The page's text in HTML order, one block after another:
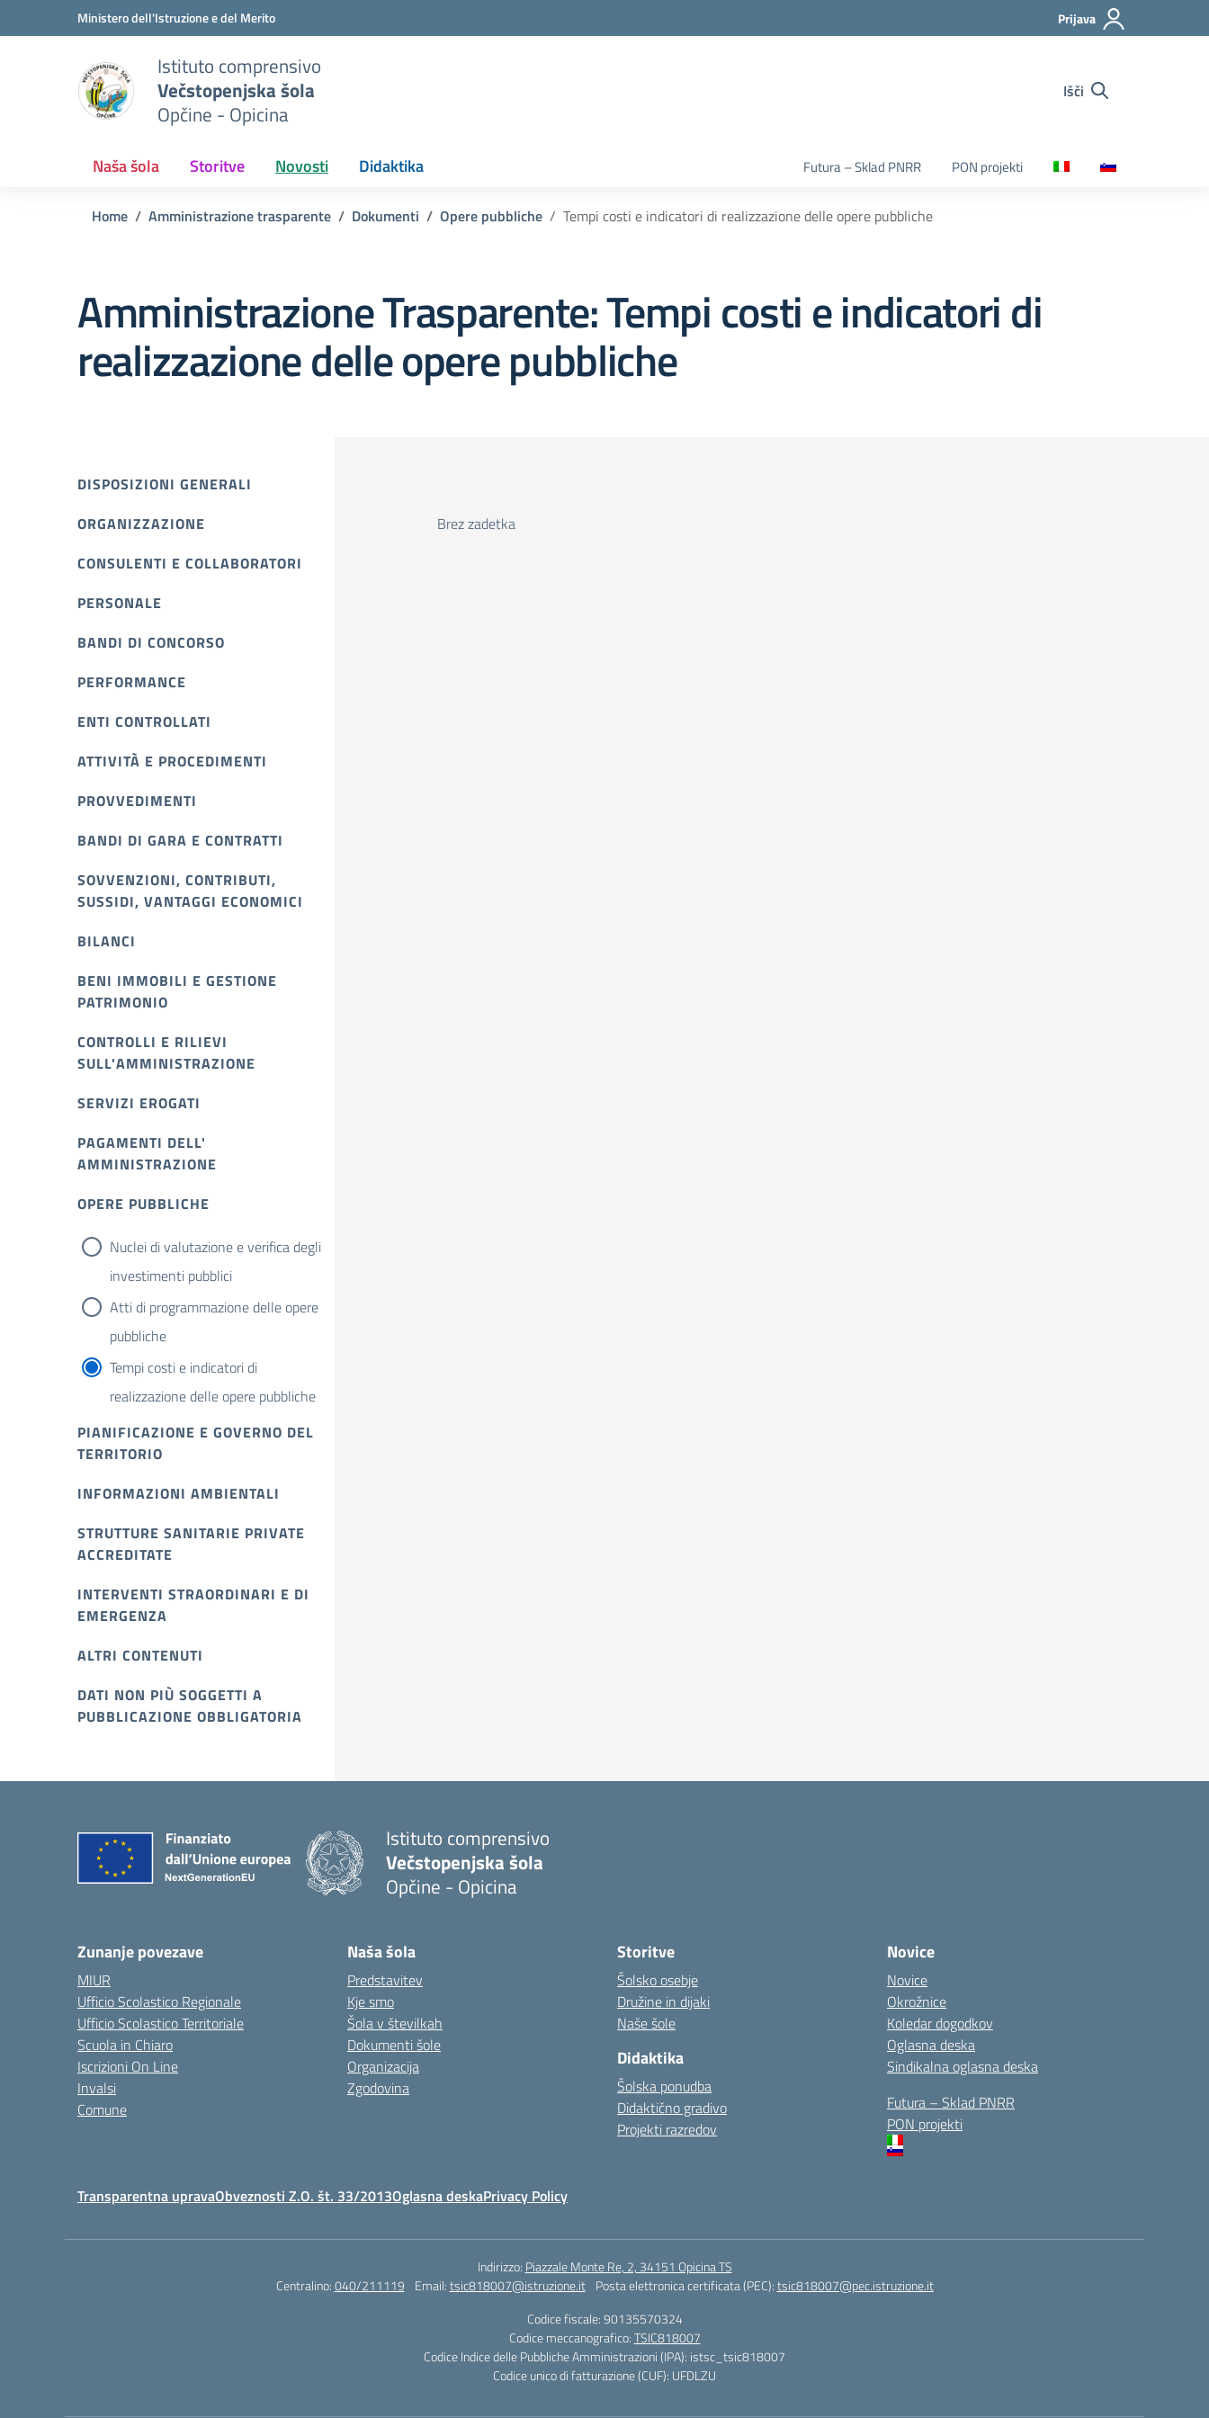
Vai ai contenuti
Vai al menu di navigazioneMinistero dell'Istruzione e del Merito Prijava
Istituto comprensivo
Večstopenjska šola
Opčine - Opicina
Išči
Naša šola Storitve Novosti Didaktika Futura – Sklad PNRR PON projekti
Home Amministrazione trasparente Dokumenti Opere pubbliche Tempi costi e indicatori di realizzazione delle opere pubbliche
Amministrazione Trasparente:Tempi costi e indicatori di
realizzazione delle opere pubbliche
DISPOSIZIONI GENERALI
ORGANIZZAZIONE
CONSULENTI E COLLABORATORI
PERSONALE
BANDI DI CONCORSO
PERFORMANCE
ENTI CONTROLLATI
ATTIVITÀ E PROCEDIMENTI
PROVVEDIMENTI
BANDI DI GARA E CONTRATTI
SOVVENZIONI, CONTRIBUTI,
SUSSIDI, VANTAGGI ECONOMICI
BILANCI
BENI IMMOBILI E GESTIONE
PATRIMONIO
CONTROLLI E RILIEVI
SULL'AMMINISTRAZIONE
SERVIZI EROGATI
PAGAMENTI DELL'
AMMINISTRAZIONE
OPERE PUBBLICHE
Nuclei di valutazione e verifica degli
investimenti pubblici
Atti di programmazione delle opere
pubbliche
Tempi costi e indicatori di
realizzazione delle opere pubbliche
PIANIFICAZIONE E GOVERNO DEL
TERRITORIO
INFORMAZIONI AMBIENTALI
STRUTTURE SANITARIE PRIVATE
ACCREDITATE
INTERVENTI STRAORDINARI E DI
EMERGENZA
ALTRI CONTENUTI
DATI NON PIÙ SOGGETTI A
PUBBLICAZIONE OBBLIGATORIA
Brez zadetka
Istituto comprensivo
Večstopenjska šola
Opčine - Opicina
Zunanje povezave
MIUR
Ufficio Scolastico Regionale
Ufficio Scolastico Territoriale
Scuola in Chiaro
Iscrizioni On Line
Invalsi
Comune
Naša šola
Predstavitev
Kje smo
Šola v številkah
Dokumenti šole
Organizacija
Zgodovina
Storitve
Šolsko osebje
Družine in dijaki
Naše šole
Didaktika
Šolska ponudba
Didaktično gradivo
Projekti razredov
Novice
Novice
Okrožnice
Koledar dogodkov
Oglasna deska
Sindikalna oglasna deska
Futura – Sklad PNRR
PON projekti
Transparentna upravaObveznosti Z.O. št. 33/2013Oglasna deskaPrivacy Policy
Indirizzo: Piazzale Monte Re, 2, 34151 Opicina TS
Centralino:040/211119 Email:tsic818007@istruzione.it Posta elettronica certificata (PEC):tsic818007@pec.istruzione.it
Codice fiscale: 90135570324
Codice meccanografico:TSIC818007
Codice Indice delle Pubbliche Amministrazioni (IPA): istsc_tsic818007
Codice unico di fatturazione (CUF): UFDLZU